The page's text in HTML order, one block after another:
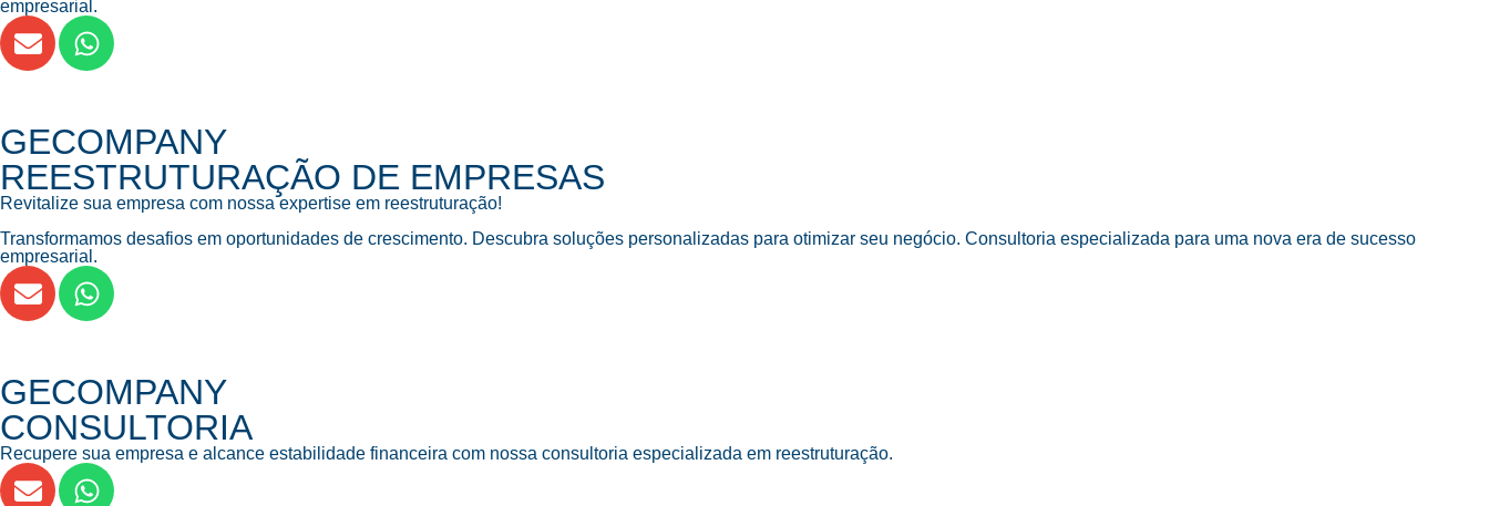
empresarial.
GECOMPANY
REESTRUTURAÇÃO DE EMPRESAS
Revitalize sua empresa com nossa expertise em reestruturação!
Transformamos desafios em oportunidades de crescimento. Descubra soluções personalizadas para otimizar seu negócio. Consultoria especializada para uma nova era de sucesso
empresarial.
GECOMPANY
CONSULTORIA
Recupere sua empresa e alcance estabilidade financeira com nossa consultoria especializada em reestruturação.